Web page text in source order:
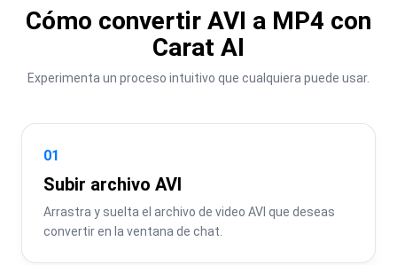
Cómo convertir AVI a MP4 con
Carat AI
Experimenta un proceso intuitivo que cualquiera puede usar.
01
Subir archivo AVI
Arrastra y suelta el archivo de video AVI que deseas
convertir en la ventana de chat.